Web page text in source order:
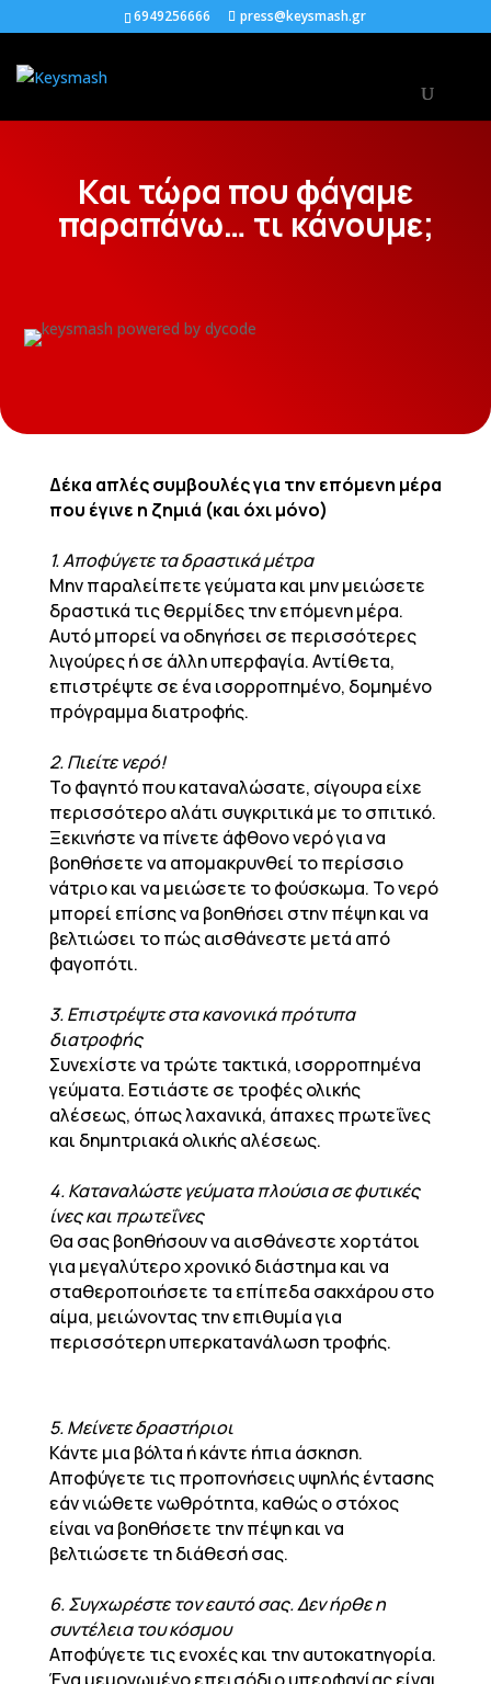
6949256666 press@keysmash.gr
Και τώρα που φάγαμε
παραπάνω… τι κάνουμε;
Δέκα απλές συμβουλές για την επόμενη μέρα
που έγινε η ζημιά (και όχι μόνο)
1. Αποφύγετε τα δραστικά μέτρα
Μην παραλείπετε γεύματα και μην μειώσετε
δραστικά τις θερμίδες την επόμενη μέρα.
Αυτό μπορεί να οδηγήσει σε περισσότερες
λιγούρες ή σε άλλη υπερφαγία. Αντίθετα,
επιστρέψτε σε ένα ισορροπημένο, δομημένο
πρόγραμμα διατροφής.
2. Πιείτε νερό!
Το φαγητό που καταναλώσατε, σίγουρα είχε
περισσότερο αλάτι συγκριτικά με το σπιτικό.
Ξεκινήστε να πίνετε άφθονο νερό για να
βοηθήσετε να απομακρυνθεί το περίσσιο
νάτριο και να μειώσετε το φούσκωμα. Το νερό
μπορεί επίσης να βοηθήσει στην πέψη και να
βελτιώσει το πώς αισθάνεστε μετά από
φαγοπότι.
3. Επιστρέψτε στα κανονικά πρότυπα
διατροφής
Συνεχίστε να τρώτε τακτικά, ισορροπημένα
γεύματα. Εστιάστε σε τροφές ολικής
αλέσεως, όπως λαχανικά, άπαχες πρωτεΐνες
και δημητριακά ολικής αλέσεως.
4. Καταναλώστε γεύματα πλούσια σε φυτικές
ίνες και πρωτεΐνες
Θα σας βοηθήσουν να αισθάνεστε χορτάτοι
για μεγαλύτερο χρονικό διάστημα και να
σταθεροποιήσετε τα επίπεδα σακχάρου στο
αίμα, μειώνοντας την επιθυμία για
περισσότερη υπερκατανάλωση τροφής.
5. Μείνετε δραστήριοι
Κάντε μια βόλτα ή κάντε ήπια άσκηση.
Αποφύγετε τις προπονήσεις υψηλής έντασης
εάν νιώθετε νωθρότητα, καθώς ο στόχος
είναι να βοηθήσετε την πέψη και να
βελτιώσετε τη διάθεσή σας.
6. Συγχωρέστε τον εαυτό σας. Δεν ήρθε η
συντέλεια του κόσμου
Αποφύγετε τις ενοχές και την αυτοκατηγορία.